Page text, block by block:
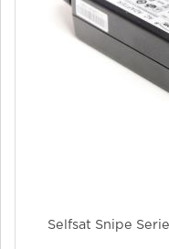
Selfsat Snipe